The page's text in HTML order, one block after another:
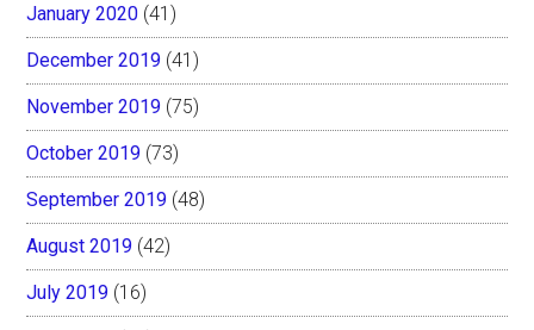
January 2020 (41)
December 2019 (41)
November 2019 (75)
October 2019 (73)
September 2019 (48)
August 2019 (42)
July 2019 (16)